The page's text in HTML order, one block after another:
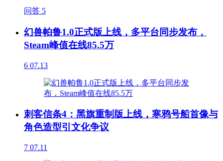
问答 5
幻兽帕鲁1.0正式版上线，多平台同步发布，
Steam峰值在线85.5万
6 07.13
刺客信条4：黑旗重制版上线，寒鸦号船首像与
角色造型引文化争议
7 07.11